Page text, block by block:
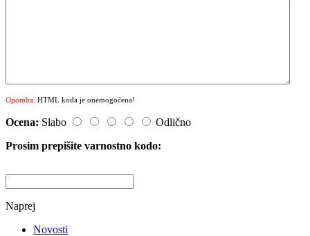
Opomba: HTML koda je onemogočena!
Ocena: Slabo
Odlično
Prosim prepišite varnostno kodo:
Naprej
Novosti